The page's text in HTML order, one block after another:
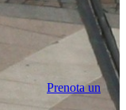
Prenota un